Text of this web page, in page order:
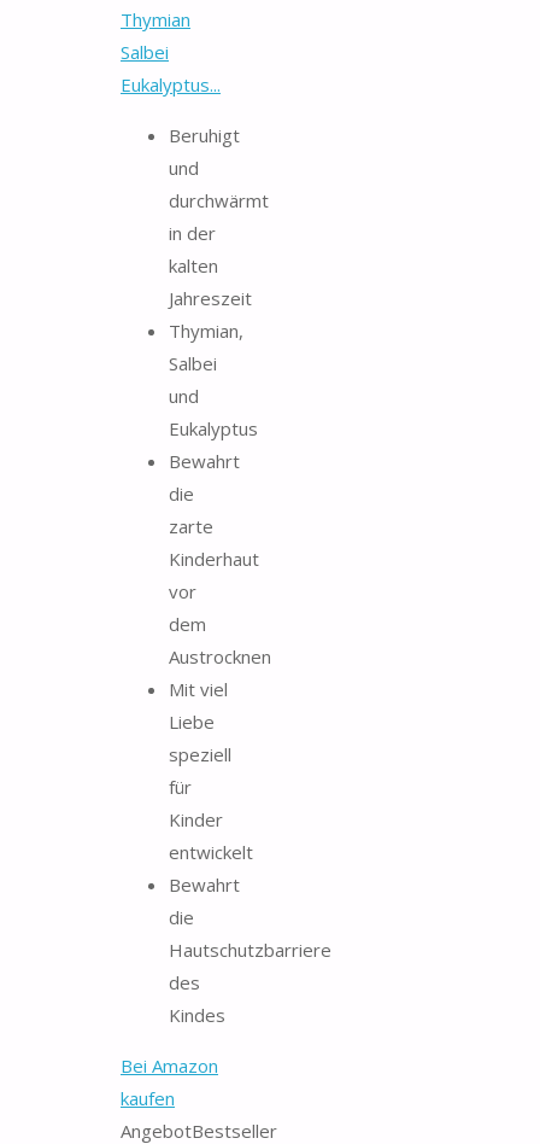
Thymian
Salbei
Eukalyptus...
Beruhigt
und
durchwärmt
in der
kalten
Jahreszeit
Thymian,
Salbei
und
Eukalyptus
Bewahrt
die
zarte
Kinderhaut
vor
dem
Austrocknen
Mit viel
Liebe
speziell
für
Kinder
entwickelt
Bewahrt
die
Hautschutzbarriere
des
Kindes
Bei Amazon
kaufen
AngebotBestseller